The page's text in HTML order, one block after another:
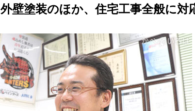
外壁塗装のほか、住宅工事全般に